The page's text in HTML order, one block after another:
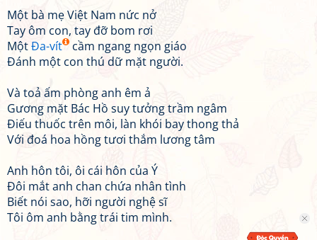
Một bà mẹ Việt Nam nức nở
Tay ôm con, tay đỡ bom rơi
MộtĐa-vít
cầm ngang ngọn giáo
Đánh một con thú dữ mặt người.
Và toả ấm phòng anh êm ả
Gương mặt Bác Hồ suy tưởng trầm ngâm
Điếu thuốc trên môi, làn khói bay thong thả
Với đoá hoa hồng tươi thắm lương tâm
Anh hôn tôi, ôi cái hôn của Ý
Đôi mắt anh chan chứa nhân tình
Biết nói sao, hỡi người nghệ sĩ
Tôi ôm anh bằng trái tim mình.